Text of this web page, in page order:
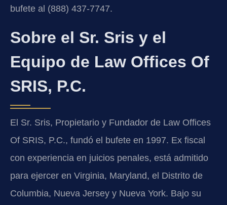
bufete al (888) 437-7747.
Sobre el Sr. Sris y el
Equipo de Law Offices Of
SRIS, P.C.
El Sr. Sris, Propietario y Fundador de Law Offices
Of SRIS, P.C., fundó el bufete en 1997. Ex fiscal
con experiencia en juicios penales, está admitido
para ejercer en Virginia, Maryland, el Distrito de
Columbia, Nueva Jersey y Nueva York. Bajo su